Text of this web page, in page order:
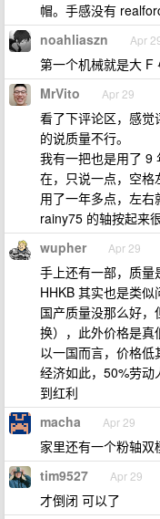
帽。手感没有
noahliaszn Apr
第一个机械就是大
MrVito Apr 29
看了下评论区，感
的说质量不行。
我有一把也是用了 9
在，只说一点，空格
用了一年多点，左
rainy75 的轴按起来
wupher Apr 29
手上还有一部，质量
HHKB 其实也是类似
国产质量没那么好
换），此外价格是真
以一国而言，价格低
经济如此，50%劳动
到红利
macha Apr 29
家里还有一个粉轴双
tim9527 Apr 29
才倒闭 可以了